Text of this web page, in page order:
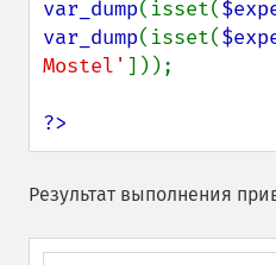
var_dump(isset(
var_dump(isset(
Mostel' ]));
?>
Результат выполнения